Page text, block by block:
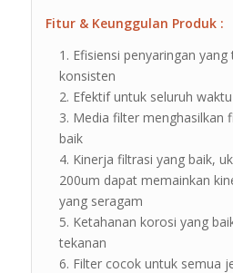
Fitur & Keunggulan Produk :
Efisiensi penyaringan yang
konsisten
Efektif untuk seluruh
Media filter menghasilkan
baik
Kinerja filtrasi yang baik,
200um dapat memainkan
yang seragam
Ketahanan korosi yang
tekanan
Filter cocok untuk semua